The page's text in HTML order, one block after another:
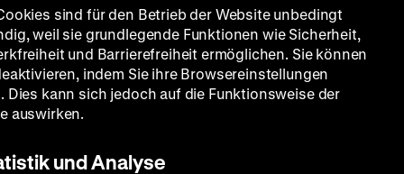
sind für den Betrieb der Website unbedingt
weil sie grundlegende Funktionen wie Sicherheit,
und Barrierefreiheit ermöglichen. Sie können
indem Sie ihre Browsereinstellungen
Dies kann sich jedoch auf die Funktionsweise der
auswirken.
und Analyse